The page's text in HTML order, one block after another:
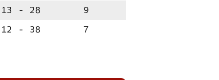
13 - 28 9
12 - 38 7